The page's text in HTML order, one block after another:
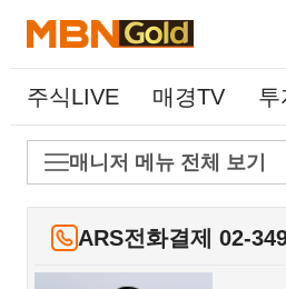
주식LIVE 매경TV 투
매니저 메뉴 전체 보기
ARS전화결제 02-